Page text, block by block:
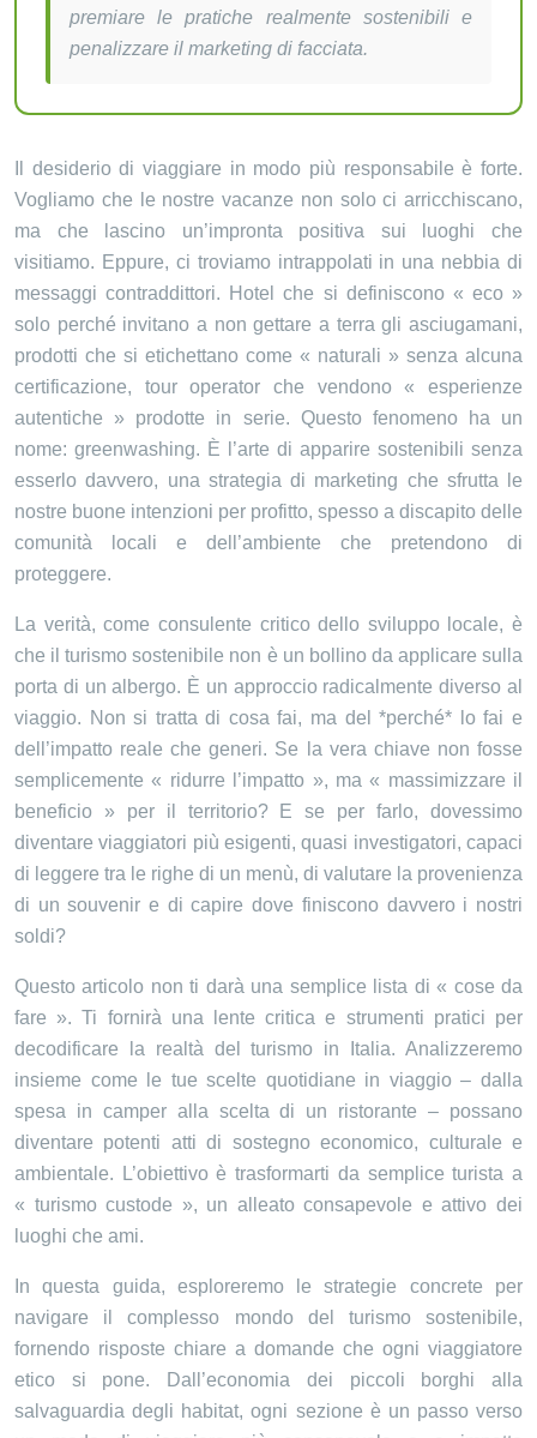
premiare le pratiche realmente sostenibili e
penalizzare il marketing di facciata.
Il desiderio di viaggiare in modo più responsabile è forte.
Vogliamo che le nostre vacanze non solo ci arricchiscano,
ma che lascino un’impronta positiva sui luoghi che
visitiamo. Eppure, ci troviamo intrappolati in una nebbia di
messaggi contraddittori. Hotel che si definiscono « eco »
solo perché invitano a non gettare a terra gli asciugamani,
prodotti che si etichettano come « naturali » senza alcuna
certificazione, tour operator che vendono « esperienze
autentiche » prodotte in serie. Questo fenomeno ha un
nome: greenwashing. È l’arte di apparire sostenibili senza
esserlo davvero, una strategia di marketing che sfrutta le
nostre buone intenzioni per profitto, spesso a discapito delle
comunità locali e dell’ambiente che pretendono di
proteggere.
La verità, come consulente critico dello sviluppo locale, è
che il turismo sostenibile non è un bollino da applicare sulla
porta di un albergo. È un approccio radicalmente diverso al
viaggio. Non si tratta di cosa fai, ma del *perché* lo fai e
dell’impatto reale che generi. Se la vera chiave non fosse
semplicemente « ridurre l’impatto », ma « massimizzare il
beneficio » per il territorio? E se per farlo, dovessimo
diventare viaggiatori più esigenti, quasi investigatori, capaci
di leggere tra le righe di un menù, di valutare la provenienza
di un souvenir e di capire dove finiscono davvero i nostri
soldi?
Questo articolo non ti darà una semplice lista di « cose da
fare ». Ti fornirà una lente critica e strumenti pratici per
decodificare la realtà del turismo in Italia. Analizzeremo
insieme come le tue scelte quotidiane in viaggio – dalla
spesa in camper alla scelta di un ristorante – possano
diventare potenti atti di sostegno economico, culturale e
ambientale. L’obiettivo è trasformarti da semplice turista a
« turismo custode », un alleato consapevole e attivo dei
luoghi che ami.
In questa guida, esploreremo le strategie concrete per
navigare il complesso mondo del turismo sostenibile,
fornendo risposte chiare a domande che ogni viaggiatore
etico si pone. Dall’economia dei piccoli borghi alla
salvaguardia degli habitat, ogni sezione è un passo verso